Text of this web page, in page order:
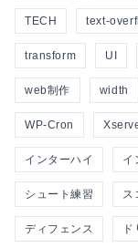
TECH text-
transform UI
web制作 width
WP-Cron
インターハイ イ
シュート練習 ス
ディフェンス